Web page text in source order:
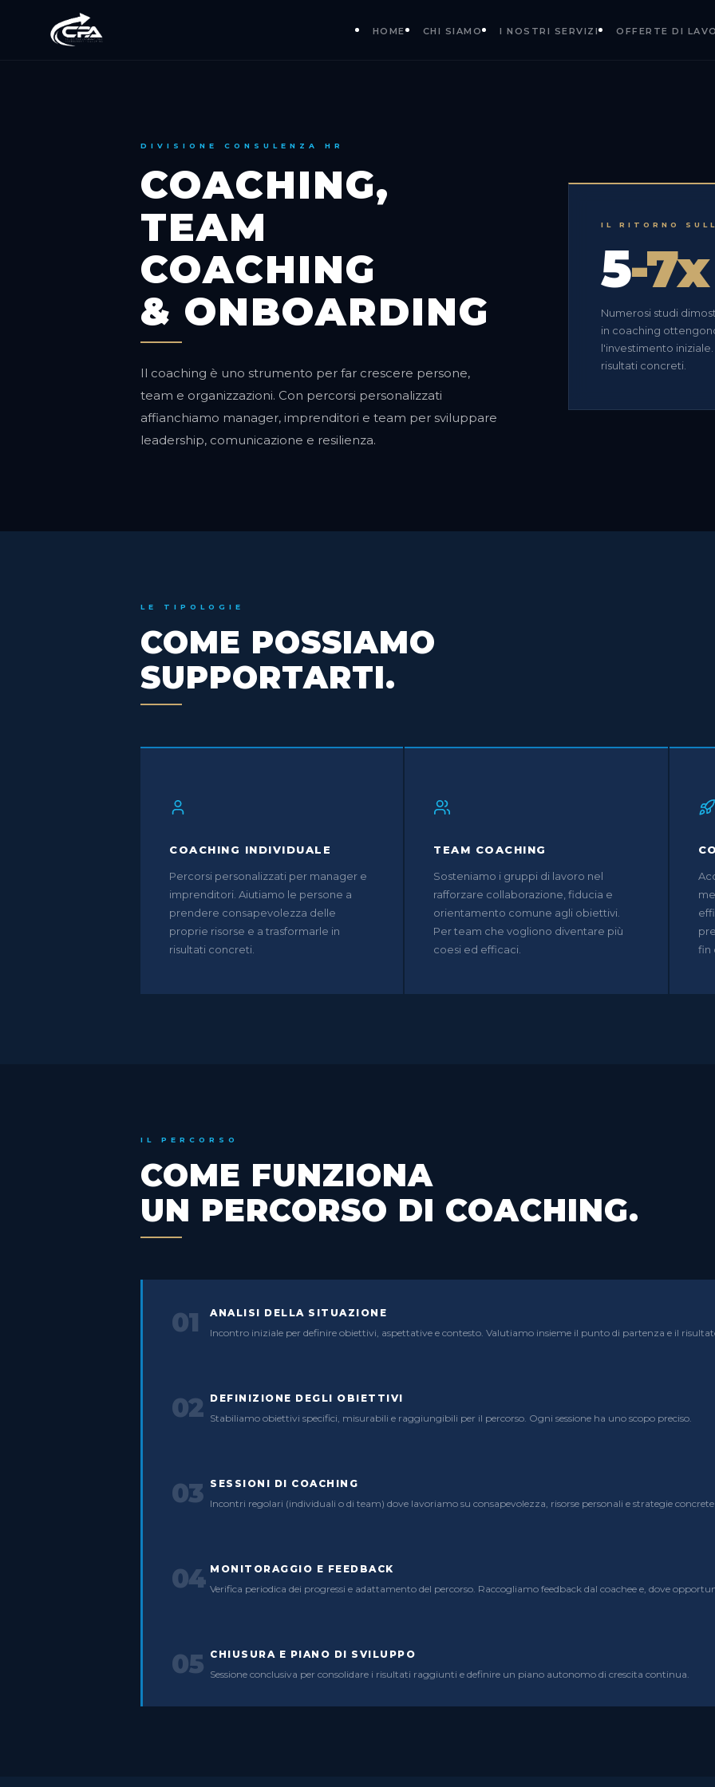
HOME CHI SIAMO I NOSTRI SERVIZI OFFERTE DI
DIVISIONE CONSULENZA HR
COACHING,
TEAM
COACHING
& ONBOARDING
Il coaching è uno strumento per far crescere persone,
team e organizzazioni. Con percorsi personalizzati
affianchiamo manager, imprenditori e team per sviluppare
leadership, comunicazione e resilienza.
IL RITORNO
5-7x
Numerosi studi
in coaching
l'investimento
risultati concreti.
LE TIPOLOGIE
COME POSSIAMO
SUPPORTARTI.
COACHING INDIVIDUALE
Percorsi personalizzati per manager e
imprenditori. Aiutiamo le persone a
prendere consapevolezza delle
proprie risorse e a trasformarle in
risultati concreti.
TEAM COACHING
Sosteniamo i gruppi di lavoro nel
rafforzare collaborazione, fiducia e
orientamento comune agli obiettivi.
Per team che vogliono diventare più
coesi ed efficaci.
fin
IL PERCORSO
COME FUNZIONA
UN PERCORSO DI COACHING.
01
ANALISI DELLA SITUAZIONE
Incontro iniziale per definire obiettivi, aspettative e contesto. Valutiamo insieme il punto di partenza e il
02 DEFINIZIONE DEGLI OBIETTIVI
Stabiliamo obiettivi specifici, misurabili e raggiungibili per il percorso. Ogni sessione ha uno scopo preciso.
03 SESSIONI DI COACHING
Incontri regolari (individuali o di team) dove lavoriamo su consapevolezza, risorse personali e strategie
04 MONITORAGGIO E FEEDBACK
Verifica periodica dei progressi e adattamento del percorso. Raccogliamo feedback dal coachee e, dove
05 CHIUSURA E PIANO DI SVILUPPO
Sessione conclusiva per consolidare i risultati raggiunti e definire un piano autonomo di crescita continua.